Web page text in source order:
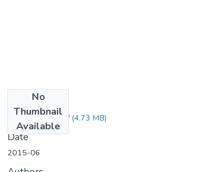
No
Thumbnail
Available
REBIAI Kahina.pdf(4.73 MB)
Date
2015-06